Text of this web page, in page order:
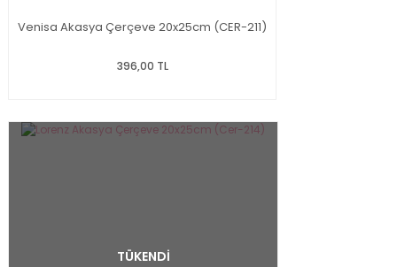
Venisa Akasya Çerçeve 20x25cm (CER-211)
396,00 TL
TÜKENDİ